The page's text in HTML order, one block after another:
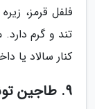
فلفل قرمز،
تند و گرم دارد.
کنار سالاد یا
9. طاجین تونسی؛ املت غلیظ و مجلسی